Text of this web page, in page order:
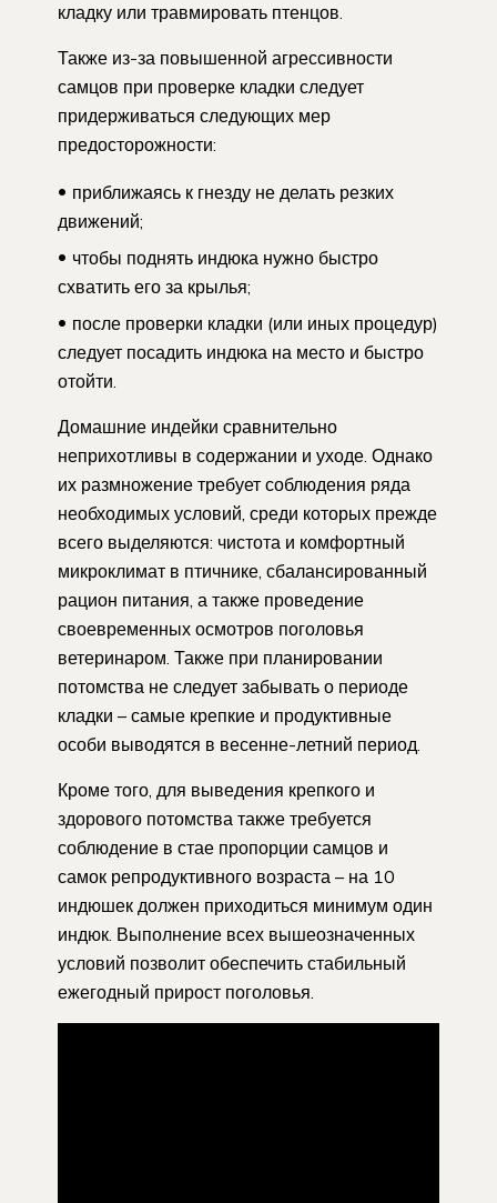
кладку или травмировать птенцов.
Также из-за повышенной агрессивности
самцов при проверке кладки следует
придерживаться следующих мер
предосторожности:
приближаясь к гнезду не делать резких
движений;
чтобы поднять индюка нужно быстро
схватить его за крылья;
после проверки кладки (или иных процедур)
следует посадить индюка на место и быстро
отойти.
Домашние индейки сравнительно
неприхотливы в содержании и уходе. Однако
их размножение требует соблюдения ряда
необходимых условий, среди которых прежде
всего выделяются: чистота и комфортный
микроклимат в птичнике, сбалансированный
рацион питания, а также проведение
своевременных осмотров поголовья
ветеринаром. Также при планировании
потомства не следует забывать о периоде
кладки – самые крепкие и продуктивные
особи выводятся в весенне-летний период.
Кроме того, для выведения крепкого и
здорового потомства также требуется
соблюдение в стае пропорции самцов и
самок репродуктивного возраста – на 10
индюшек должен приходиться минимум один
индюк. Выполнение всех вышеозначенных
условий позволит обеспечить стабильный
ежегодный прирост поголовья.